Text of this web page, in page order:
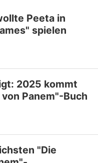
Peeta in
spielen
2025 kommt
Panem"-Buch
"Die